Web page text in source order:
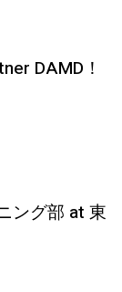
DAMD！
ング部 at 東